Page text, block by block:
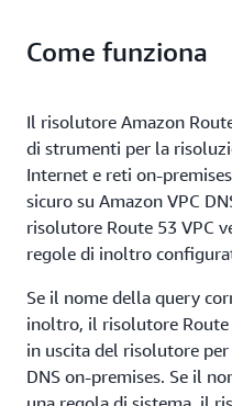
Come funziona
Il risolutore Amazon
di strumenti per la
Internet e reti on-
sicuro su Amazon VPC
risolutore Route 53 VPC
regole di inoltro
Se il nome della query
inoltro, il risolutore
in uscita del risolutore
DNS on-premises. Se il